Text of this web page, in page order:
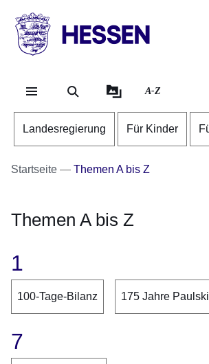
HESSEN
Landesregierung
A-Z
Landesregierung Für Kinder
Startseite Themen A bis Z
Themen A bis Z
1
100-Tage-Bilanz 175 Jahre
7